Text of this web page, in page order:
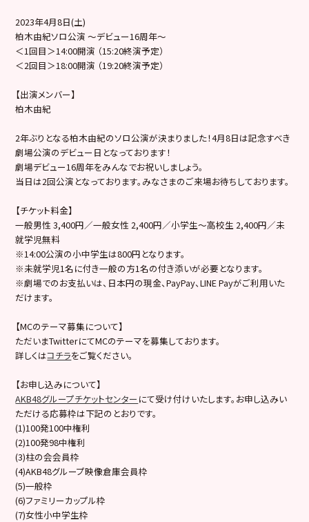
2023年4月8日(土)
柏木由紀ソロ公演 ～デビュー16周年～
＜1回目＞14:00開演 （15:20終演予定）
＜2回目＞18:00開演 （19:20終演予定）
【出演メンバー】
柏木由紀
2年ぶりとなる柏木由紀のソロ公演が決まりました！4月8日は記念すべき
劇場公演のデビュー日となっております！
劇場デビュー16周年をみんなでお祝いしましょう。
当日は2回公演となっております。みなさまのご来場お待ちしております。
【チケット料金】
一般男性 3,400円／一般女性 2,400円／小学生～高校生 2,400円／未
就学児無料
※14:00公演の小中学生は800円となります。
※未就学児1名に付き一般の方1名の付き添いが必要となります。
※劇場でのお支払いは、日本円の現金、PayPay、LINE Payがご利用いた
だけます。
【MCのテーマ募集について】
ただいまTwitterにてMCのテーマを募集しております。
詳しくはコチラをご覧ください。
【お申し込みについて】
AKB48グループチケットセンター にて受け付けいたします。お申し込みい
ただける応募枠は下記のとおりです。
(1)100発100中権利
(2)100発98中権利
(3)柱の会会員枠
(4)AKB48グループ映像倉庫会員枠
(5)一般枠
(6)ファミリーカップル枠
(7)女性小中学生枠